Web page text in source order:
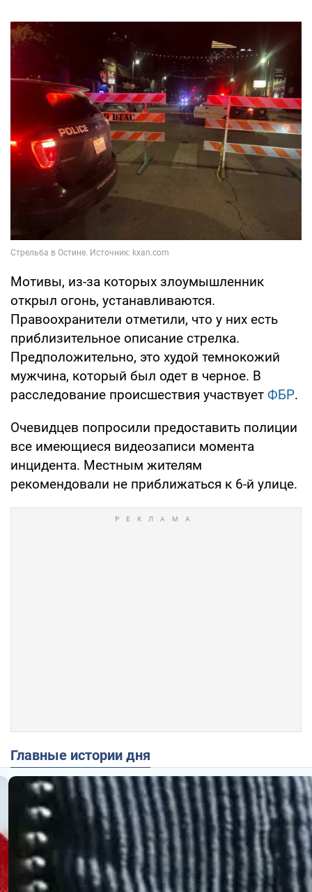
Мотивы, из-за которых злоумышленник
открыл огонь, устанавливаются.
Правоохранители отметили, что у них есть
приблизительное описание стрелка.
Предположительно, это худой темнокожий
мужчина, который был одет в черное. В
расследование происшествия участвует ФБР.
Очевидцев попросили предоставить полиции
все имеющиеся видеозаписи момента
инцидента. Местным жителям
рекомендовали не приближаться к 6-й улице.
Главные истории дня